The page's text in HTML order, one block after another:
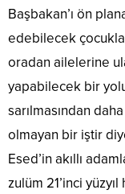
Başbakan’ı ön
edebilecek
oradan ailelerine
yapabilecek bir
sarılmasından
olmayan bir iştir
Esed’in akıllı
zulüm 21’inci